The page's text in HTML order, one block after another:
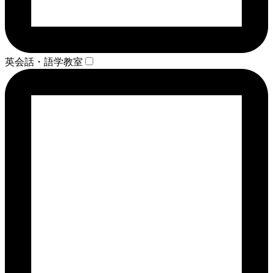
英会話・語学教室